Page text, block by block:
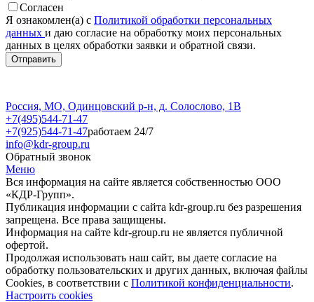
Согласен
Я ознакомлен(а) с Политикой обработки персональных
данных и даю согласие на обработку моих персональных
данных в целях обработки заявки и обратной связи.
Россия, МО, Одинцовский р-н, д. Солослово, 1В
+7(495)544-71-47
+7(925)544-71-47работаем 24/7
info@kdr-group.ru
Обратный звонок
Меню
Вся информация на сайте является собственностью ООО
«КДР-Групп».
Публикация информации с сайта kdr-group.ru без разрешения
запрещена. Все права защищены.
Информация на сайте kdr-group.ru не является публичной
офертой.
Продолжая использовать наш сайт, вы даете согласие на
обработку пользовательских и других данных, включая файлы
Cookies, в соответствии с Политикой конфиденциальности.
Настроить cookies